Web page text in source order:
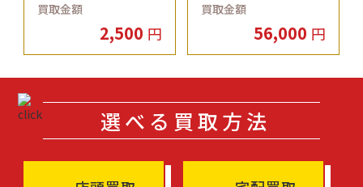
買取金額
2,500 円
買取金額
56,000 円
選べる買取方法